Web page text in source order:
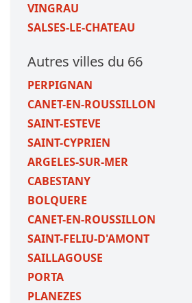
VINGRAU
SALSES-LE-CHATEAU
Autres villes du 66
PERPIGNAN
CANET-EN-ROUSSILLON
SAINT-ESTEVE
SAINT-CYPRIEN
ARGELES-SUR-MER
CABESTANY
BOLQUERE
CANET-EN-ROUSSILLON
SAINT-FELIU-D'AMONT
SAILLAGOUSE
PORTA
PLANEZES